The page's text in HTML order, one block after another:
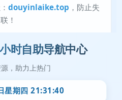
时自助导航中心
，助力上热门
星期四 21:31:40